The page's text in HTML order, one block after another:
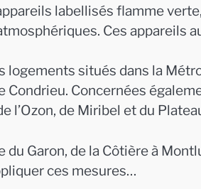
labellisés flamme
Ces appareils
logements situés dans la
Condrieu. Concernées
l’Ozon, de Miribel et du
du Garon, de la Côtière à
ces mesures…